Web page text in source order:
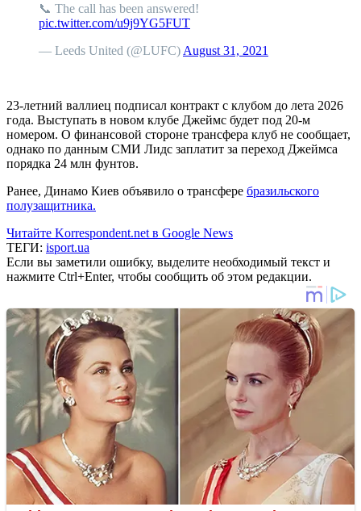
📞 The call has been answered!
pic.twitter.com/u9j9YG5FUT
— Leeds United (@LUFC) August 31, 2021
23-летний валлиец подписал контракт с клубом до лета 2026
года. Выступать в новом клубе Джеймс будет под 20-м
номером. О финансовой стороне трансфера клуб не сообщает,
однако по данным СМИ Лидс заплатит за переход Джеймса
порядка 24 млн фунтов.
Ранее, Динамо Киев объявило о трансфере бразильского
полузащитника.
Читайте Korrespondent.net в Google News
ТЕГИ: isport.ua
Если вы заметили ошибку, выделите необходимый текст и
нажмите Ctrl+Enter, чтобы сообщить об этом редакции.